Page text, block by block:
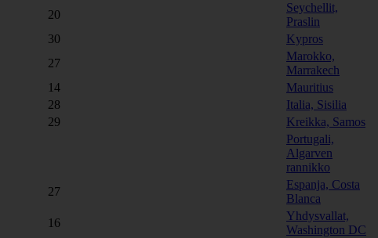
20
Seychellit,
Praslin
30
Kypros
27
Marokko,
Marrakech
14
Mauritius
28
Italia, Sisilia
29 Kreikka, Samos
Portugali,
Algarven
rannikko
27
Espanja, Costa
Blanca
16
Yhdysvallat,
Washington DC